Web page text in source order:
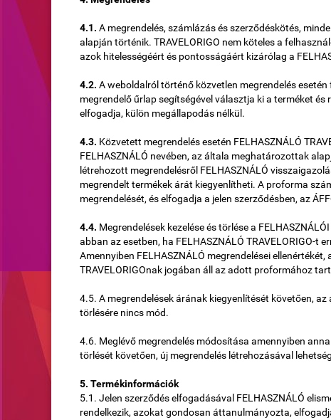
4.1. A megrendelés, számlázás és szerződéskötés,
alapján történik. TRAVELORIGO nem köteles a
azok hitelességéért és pontosságáért kizárólag a
4.2. A weboldalról történő közvetlen megrendelés
megrendelő űrlap segítségével választja ki a terméket és
elfogadja, külön megállapodás nélkül.
4.3. Közvetett megrendelés esetén FELHASZNÁLÓ
FELHASZNÁLÓ nevében, az általa meghatározottak
létrehozott megrendelésről FELHASZNÁLÓ
megrendelt termékek árát kiegyenlítheti. A proforma
megrendelését, és elfogadja a jelen szerződésben, az
4.4. Megrendelések kezelése és törlése a
abban az esetben, ha FELHASZNÁLÓ TRAVELORIGO-t
Amennyiben FELHASZNÁLÓ megrendelései
TRAVELORIGOnak jogában áll az adott proformához
4.5. A megrendelések árának kiegyenlítését követően,
törlésére nincs mód.
4.6. Meglévő megrendelés módosítása amennyiben
törlését követően, új megrendelés létrehozásával
5. Termékinformációk
5.1. Jelen szerződés elfogadásával FELHASZNÁLÓ
rendelkezik, azokat gondosan áttanulmányozta,